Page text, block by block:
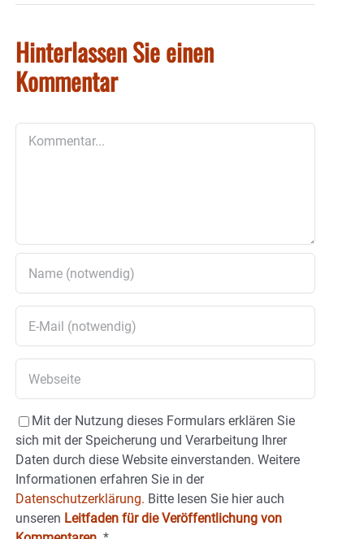
Hinterlassen Sie einen
Kommentar
Mit der Nutzung dieses Formulars erklären Sie
sich mit der Speicherung und Verarbeitung Ihrer
Daten durch diese Website einverstanden. Weitere
Informationen erfahren Sie in der
Datenschutzerklärung. Bitte lesen Sie hier auch
unseren Leitfaden für die Veröffentlichung von